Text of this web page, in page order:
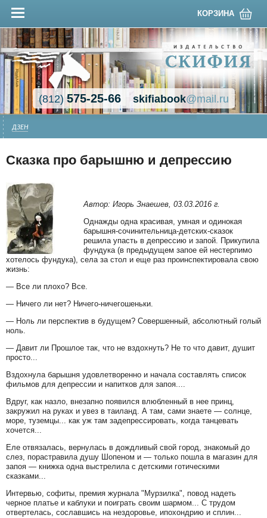
КОРЗИНА
(812)575-25-66 skifiabook@mail.ru
ДЗЕН
Сказка про барышню и депрессию
Автор: Игорь Знаешев, 03.03.2016 г.
Однажды одна красивая, умная и одинокая
барышня-сочинительница-детских-сказок
решила упасть в депрессию и запой. Прикупила
фундука (в предыдущем запое ей нестерпимо
хотелось фундука), села за стол и еще раз проинспектировала свою
жизнь:
— Все ли плохо? Все.
— Ничего ли нет? Ничего-ничегошеньки.
— Ноль ли перспектив в будущем? Совершенный, абсолютный голый
ноль.
— Давит ли Прошлое так, что не вздохнуть? Не то что давит, душит
просто...
Вздохнула барышня удовлетворенно и начала составлять список
фильмов для депрессии и напитков для запоя....
Вдруг, как назло, внезапно появился влюбленный в нее принц,
закружил на руках и увез в таиланд. А там, сами знаете — солнце,
море, туземцы... как уж там задепрессировать, когда танцевать
хочется...
Еле отвязалась, вернулась в дождливый свой город, знакомый до
слез, порастравила душу Шопеном и — только пошла в магазин для
запоя — книжка одна выстрелила с детскими готическими
сказками...
Интервью, софиты, премия журнала "Мурзилка", повод надеть
черное платье и каблуки и поиграть своим шармом... С трудом
отвертелась, сославшись на нездоровье, ипохондрию и сплин...